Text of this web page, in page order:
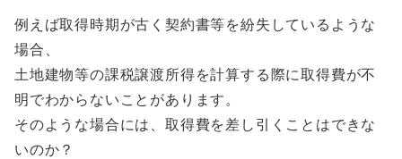
例えば取得時期が古く契約書等を紛失しているような
場合、
土地建物等の課税譲渡所得を計算する際に取得費が不
明でわからないことがあります。
そのような場合には、取得費を差し引くことはできな
いのか？